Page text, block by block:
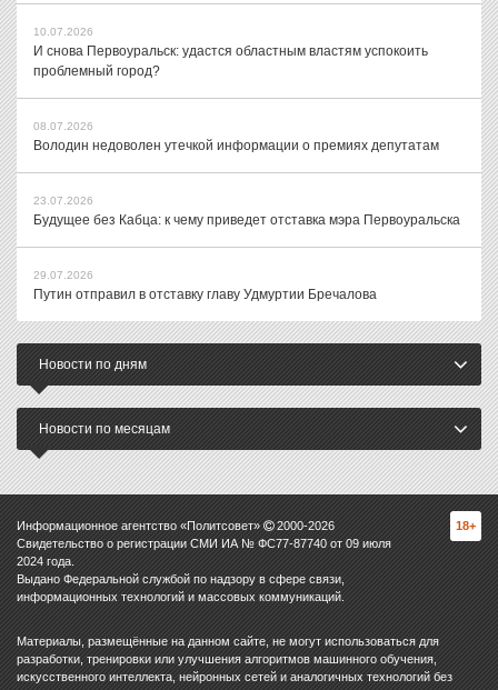
10.07.2026
И снова Первоуральск: удастся областным властям успокоить
проблемный город?
08.07.2026
Володин недоволен утечкой информации о премиях депутатам
23.07.2026
Будущее без Кабца: к чему приведет отставка мэра Первоуральска
29.07.2026
Путин отправил в отставку главу Удмуртии Бречалова
Новости по дням
Новости по месяцам
Информационное агентство «Политсовет» 2000-2026
Свидетельство о регистрации СМИ ИА № ФС77-87740 от 09 июля
2024 года.
Выдано Федеральной службой по надзору в сфере связи,
информационных технологий и массовых коммуникаций.
18+
Материалы, размещённые на данном сайте, не могут использоваться для
разработки, тренировки или улучшения алгоритмов машинного обучения,
искусственного интеллекта, нейронных сетей и аналогичных технологий без